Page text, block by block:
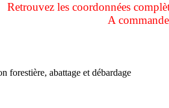
Retrouvez les coordonnées
A
forestière, abattage et débardage